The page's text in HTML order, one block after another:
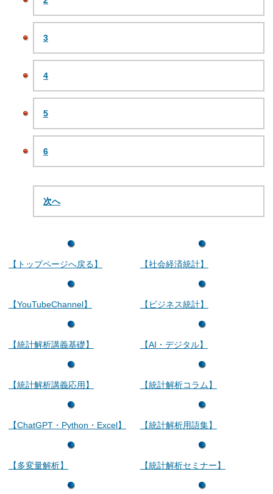
3
4
5
6
次へ
【トップページへ戻る】
【YouTubeChannel】
【統計解析講義基礎】
【統計解析講義応用】
【ChatGPT・Python・Excel】
【多変量解析】
【社会経済統計】
【ビジネス統計】
【AI・デジタル】
【統計解析コラム】
【統計解析用語集】
【統計解析セミナー】